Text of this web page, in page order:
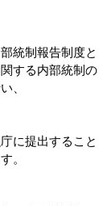
統制報告制度と
する内部統制の
、
に提出すること
。